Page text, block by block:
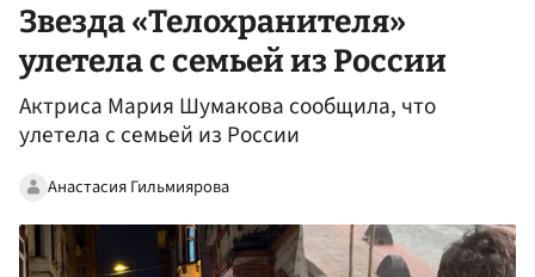
Звезда «Телохранителя»
улетела с семьей из России
Актриса Мария Шумакова сообщила, что
улетела с семьей из России
Анастасия Гильмиярова